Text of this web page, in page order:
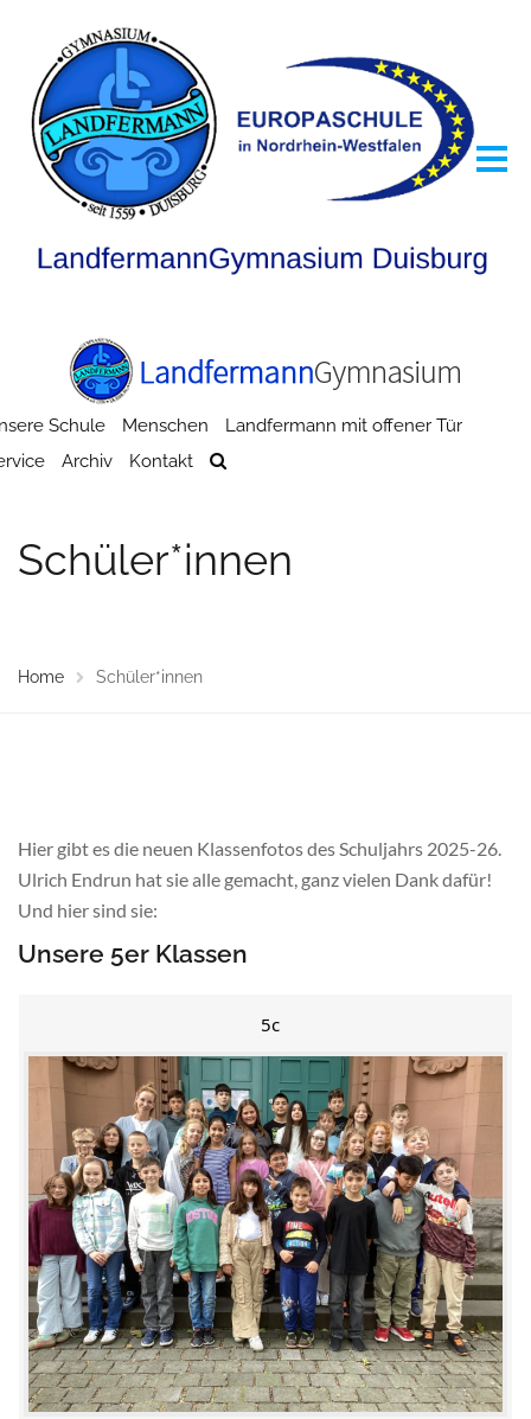
Schule Menschen
Landfermann mit offener Tür
Archiv Kontakt
Schüler*innen
Home Schüler*innen
Hier gibt es die neuen Klassenfotos des Schuljahrs 2025-26.
Ulrich Endrun hat sie alle gemacht, ganz vielen Dank dafür!
Und hier sind sie:
Unsere 5er Klassen
5c